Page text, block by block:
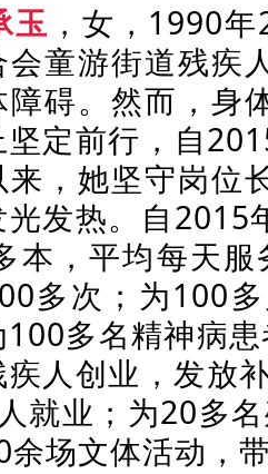
玉 ，女，1990
会童游街道残疾
障碍。然而，身
坚定前行，自
来，她坚守岗位
光发热。自2015
本，平均每天
多次；为100
100多名精神病
疾人创业，发放
就业；为20多
余场文体活动，